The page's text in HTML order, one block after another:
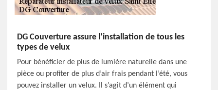
DG Couverture assure l’installation de tous les
types de velux
Pour bénéficier de plus de lumière naturelle dans une
pièce ou profiter de plus d’air frais pendant l’été, vous
pouvez installer un velux. Il s’agit d’un élément qui